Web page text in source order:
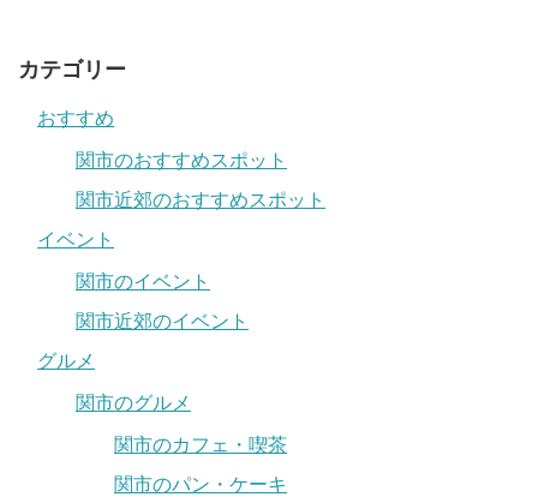
カテゴリー
おすすめ
関市のおすすめスポット
関市近郊のおすすめスポット
イベント
関市のイベント
関市近郊のイベント
グルメ
関市のグルメ
関市のカフェ・喫茶
関市のパン・ケーキ